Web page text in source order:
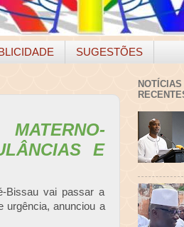
SUGESTÕES
E
Bissau vai passar a
urgência, anunciou a
NOTÍCIAS